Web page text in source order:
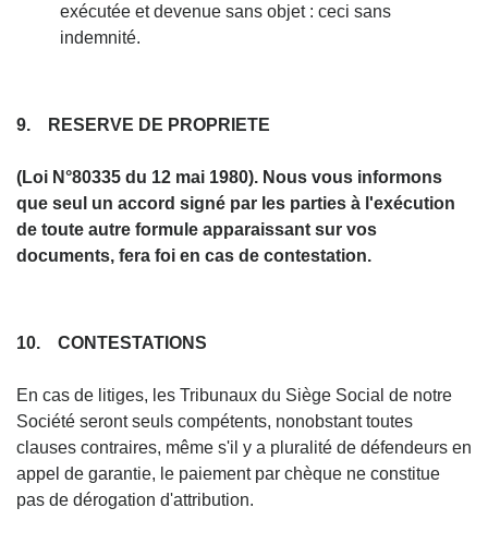
exécutée et devenue sans objet : ceci sans
indemnité.
9. RESERVE DE PROPRIETE
(Loi N°80335 du 12 mai 1980). Nous vous informons
que seul un accord signé par les parties à l'exécution
de toute autre formule apparaissant sur vos
documents, fera foi en cas de contestation.
10. CONTESTATIONS
En cas de litiges, les Tribunaux du Siège Social de notre
Société seront seuls compétents, nonobstant toutes
clauses contraires, même s'il y a pluralité de défendeurs en
appel de garantie, le paiement par chèque ne constitue
pas de dérogation d'attribution.